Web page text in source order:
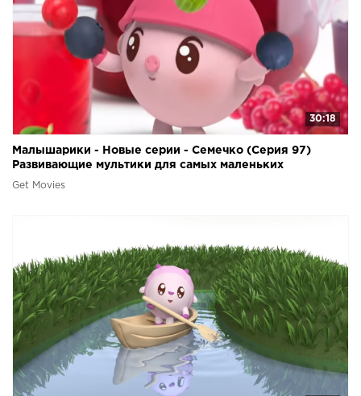
30:18
Малышарики - Новые серии - Семечко (Серия 97)
Развивающие мультики для самых маленьких
Get Movies